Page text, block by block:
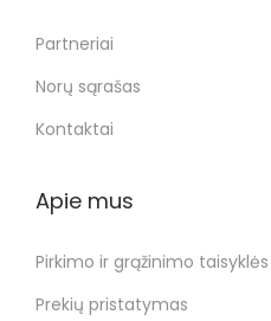
Partneriai
Norų sąrašas
Kontaktai
Apie mus
Pirkimo ir grąžinimo taisyklės
Prekių pristatymas